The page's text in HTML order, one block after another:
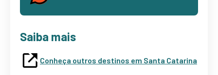
Saiba mais
Conheça outros destinos em Santa Catarina